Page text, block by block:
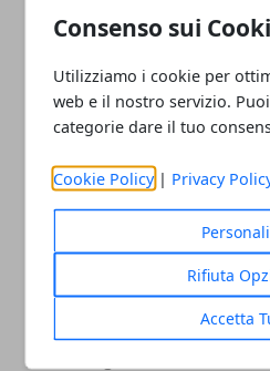
Consenso sui
Utilizziamo i cookie per
web e il nostro servizio.
categorie dare il tuo
Cookie Policy | Privacy
Rifiuta
Accetta
Antivirus
Google
Utility
Giochi
Eventi
How To - Come Fare
Smartphone
Apple
Videogames